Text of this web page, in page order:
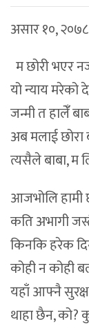
असार १०, २०७८
म छोरी भएर
यो न्याय मरेको
जन्मी त हालेंँ
अब मलाई छोरा
त्यसैले बाबा, म
आजभोलि हामी
कति अभागी
किनकि हरेक
कोही न कोही
यहाँ आफ्नै
थाहा छैन, को?